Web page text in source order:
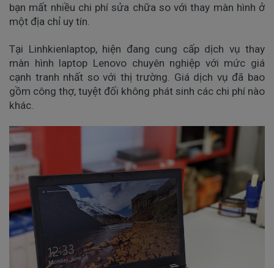
bạn mất nhiều chi phí sửa chữa so với thay màn hình ở
một địa chỉ uy tín.
Tại Linhkienlaptop, hiện đang cung cấp dịch vụ thay
màn hình laptop Lenovo chuyên nghiệp với mức giá
cạnh tranh nhất so với thị trường. Giá dịch vụ đã bao
gồm công thợ, tuyệt đối không phát sinh các chi phí nào
khác.